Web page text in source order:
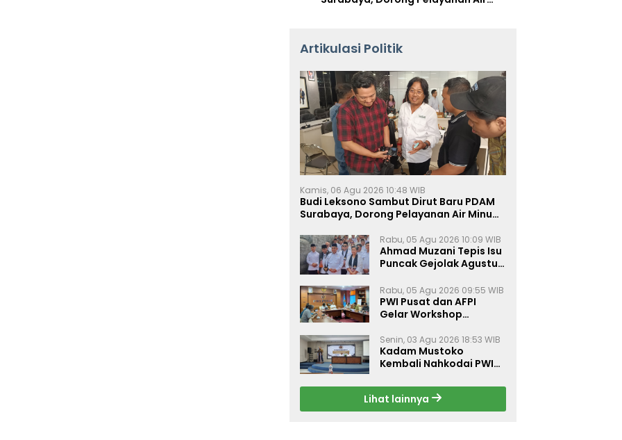
Artikulasi Politik
Kamis, 06 Agu 2026 10:48 WIB
Budi Leksono Sambut Dirut Baru PDAM
Surabaya, Dorong Pelayanan Air Minum
Rabu, 05 Agu 2026 10:09 WIB
Ahmad Muzani Tepis Isu
Puncak Gejolak Agustus
Perkuat Persatuan
Rabu, 05 Agu 2026 09:55 WIB
PWI Pusat dan AFPI
Gelar Workshop
Inklusi Keuangan, dan
Perlindungan Publik
Senin, 03 Agu 2026 18:53 WIB
Kadam Mustoko
Kembali Nahkodai PWI
Harap Sinergi Antar
Daerah Kian Kuat
Lihat lainnya